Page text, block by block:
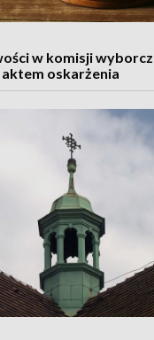
w komisji
oskarżenia